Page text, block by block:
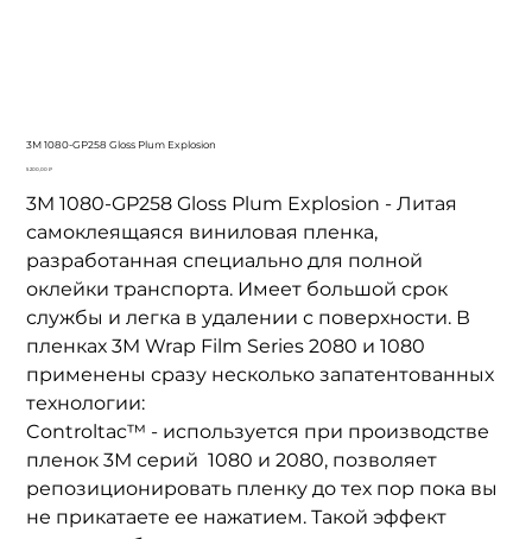
3M 1080-GP258 Gloss Plum Explosion
Цена
5 200,00 ₽
3M 1080-GP258 Gloss Plum Explosion - Литая
самоклеящаяся виниловая пленка,
разработанная специально для полной
оклейки транспорта. Имеет большой срок
службы и легка в удалении с поверхности. В
пленках 3MWrap Film Series 2080 и 1080
применены сразу несколько запатентованных
технологии:
Controltac™ - используется при производстве
пленок 3М серий 1080 и 2080, позволяет
репозиционировать пленку до тех пор пока вы
не прикатаете ее нажатием. Такой эффект